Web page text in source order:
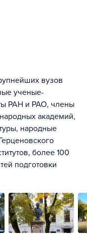
вузов
ученые-
РАН и РАО, члены
академий,
народные
более 100
подготовки